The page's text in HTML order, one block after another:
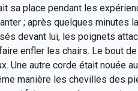
sa place pendant les
; après quelques minutes
devant lui, les poignets
enfler les chairs. Le bout
Une autre corde était nouée
manière les chevilles des